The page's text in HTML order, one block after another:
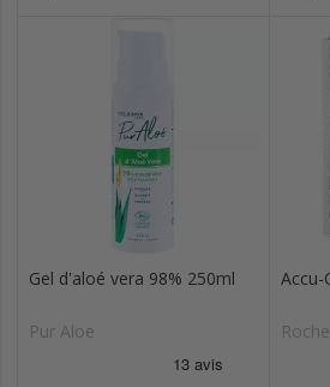
Gel d'aloé vera 98% 250ml
Pur Aloe
Accu-
Roche